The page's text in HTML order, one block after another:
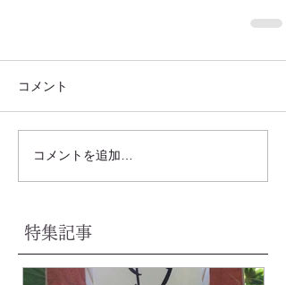
コメント
コメントを追加…
特集記事